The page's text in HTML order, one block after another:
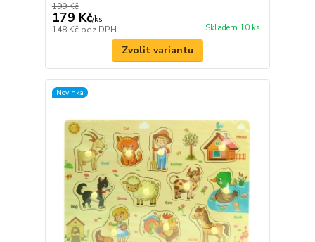
199 Kč
179 Kč/ks
148 Kč bez DPH Skladem 10 ks
Zvolit variantu
Novinka